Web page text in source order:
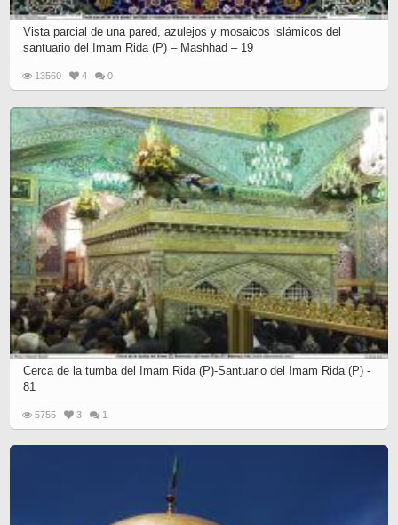
Vista parcial de una pared, azulejos y mosaicos islámicos del
santuario del Imam Rida (P) – Mashhad – 19
13560 4 0
Cerca de la tumba del Imam Rida (P)-Santuario del Imam Rida (P) -
81
5755 3 1